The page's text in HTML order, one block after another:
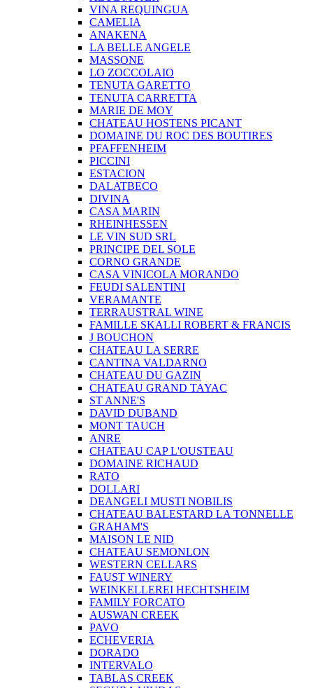
VINA REQUINGUA
CAMELIA
ANAKENA
LA BELLE ANGELE
MASSONE
LO ZOCCOLAIO
TENUTA GARETTO
TENUTA CARRETTA
MARIE DE MOY
CHATEAU HOSTENS PICANT
DOMAINE DU ROC DES BOUTIRES
PFAFFENHEIM
PICCINI
ESTACION
DALATBECO
DIVINA
CASA MARIN
RHEINHESSEN
LE VIN SUD SRL
PRINCIPE DEL SOLE
CORNO GRANDE
CASA VINICOLA MORANDO
FEUDI SALENTINI
VERAMANTE
TERRAUSTRAL WINE
FAMILLE SKALLI ROBERT & FRANCIS
J BOUCHON
CHATEAU LA SERRE
CANTINA VALDARNO
CHATEAU DU GAZIN
CHATEAU GRAND TAYAC
ST ANNE'S
DAVID DUBAND
MONT TAUCH
ANRE
CHATEAU CAP L'OUSTEAU
DOMAINE RICHAUD
RATO
DOLLARI
DEANGELI MUSTI NOBILIS
CHATEAU BALESTARD LA TONNELLE
GRAHAM'S
MAISON LE NID
CHATEAU SEMONLON
WESTERN CELLARS
FAUST WINERY
WEINKELLEREI HECHTSHEIM
FAMILY FORCATO
AUSWAN CREEK
PAVO
ECHEVERIA
DORADO
INTERVALO
TABLAS CREEK